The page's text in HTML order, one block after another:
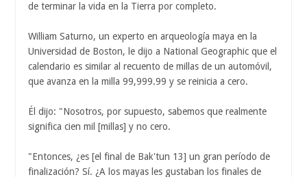
de terminar la vida en la Tierra por completo.
William Saturno, un experto en arqueología maya en la
Universidad de Boston, le dijo a National Geographic que el
calendario es similar al recuento de millas de un automóvil,
que avanza en la milla 99,999.99 y se reinicia a cero.
Él dijo: "Nosotros, por supuesto, sabemos que realmente
significa cien mil [millas] y no cero.
"Entonces, ¿es [el final de Bak'tun 13] un gran período de
finalización? Sí. ¿A los mayas les gustaban los finales de